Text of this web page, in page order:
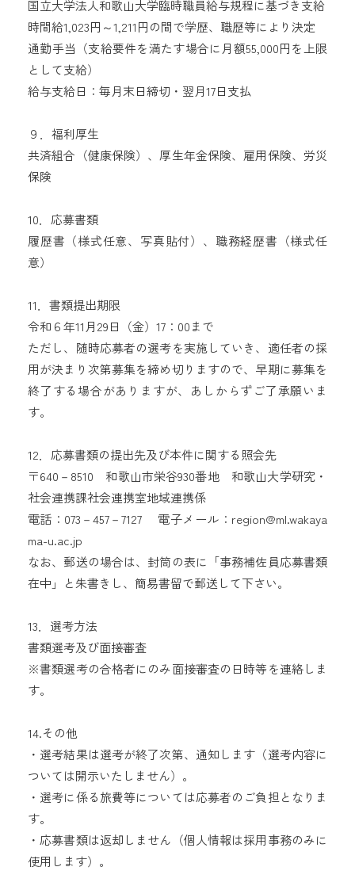
国立大学法人和歌山大学臨時職員給与規程に基づき支給
時間給1,023円～1,211円の間で学歴、職歴等により決定
通勤手当（支給要件を満たす場合に月額55,000円を上限
として支給）
給与支給日：毎月末日締切・翌月17日支払
９．福利厚生
共済組合（健康保険）、厚生年金保険、雇用保険、労災
保険
10．応募書類
履歴書（様式任意、写真貼付）、職務経歴書（様式任
意）
11．書類提出期限
令和６年11月29日（金）17：00まで
ただし、随時応募者の選考を実施していき、適任者の採
用が決まり次第募集を締め切りますので、早期に募集を
終了する場合がありますが、あしからずご了承願いま
す。
12．応募書類の提出先及び本件に関する照会先
〒640－8510 和歌山市栄谷930番地 和歌山大学研究・
社会連携課社会連携室地域連携係
電話：073－457－7127 電子メール：region@ml.wakaya
ma-u.ac.jp
なお、郵送の場合は、封筒の表に「事務補佐員応募書類
在中」と朱書きし、簡易書留で郵送して下さい。
13．選考方法
書類選考及び面接審査
※書類選考の合格者にのみ面接審査の日時等を連絡しま
す。
14.その他
・選考結果は選考が終了次第、通知します（選考内容に
ついては開示いたしません）。
・選考に係る旅費等については応募者のご負担となりま
す。
・応募書類は返却しません（個人情報は採用事務のみに
使用します）。